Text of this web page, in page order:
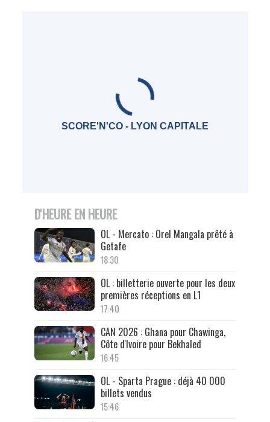
SCORE'N'CO - LYON CAPITALE
D'HEURE EN HEURE
OL - Mercato : Orel Mangala prêté à
Getafe
18:30
OL : billetterie ouverte pour les deux
premières réceptions en L1
17:40
CAN 2026 : Ghana pour Chawinga,
Côte d'Ivoire pour Bekhaled
16:45
OL - Sparta Prague : déjà 40 000
billets vendus
15:46